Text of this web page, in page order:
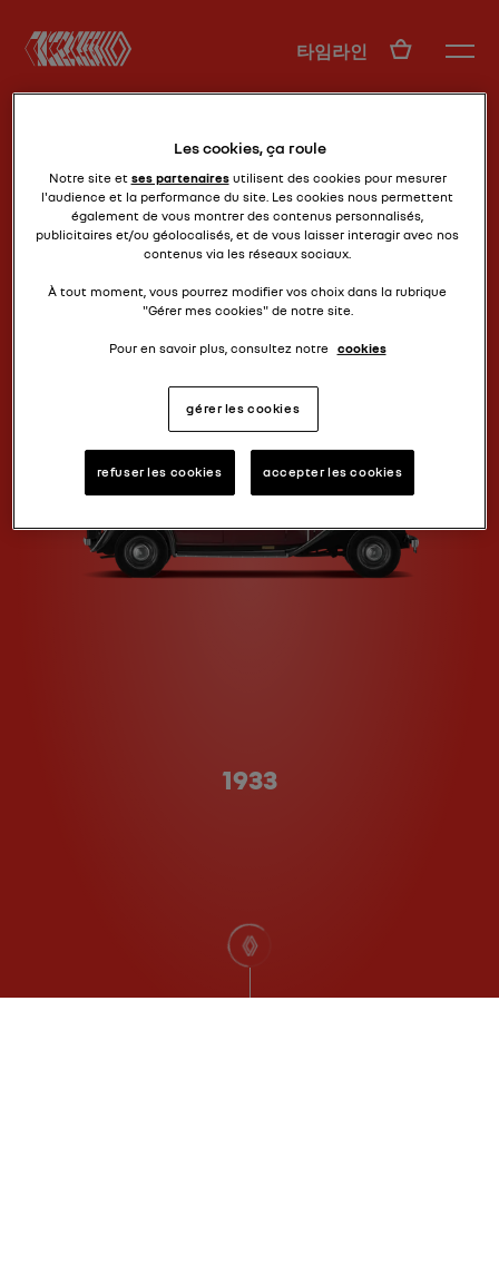
타임라인 KO
A형
비바콰트르
1933
스크롤
Les cookies, ça roule
Notre site et ses partenairesutilisent des cookies pour mesurer
l'audience et la performance du site. Les cookies nous permettent
également de vous montrer des contenus personnalisés,
publicitaires et/ou géolocalisés, et de vous laisser interagir avec nos
contenus via les réseaux sociaux.
À tout moment, vous pourrez modifier vos choix dans la rubrique
"Gérer mes cookies" de notre site.
Pour en savoir plus, consultez notre cookies
gérer les cookies
refuser les cookies accepter les cookies